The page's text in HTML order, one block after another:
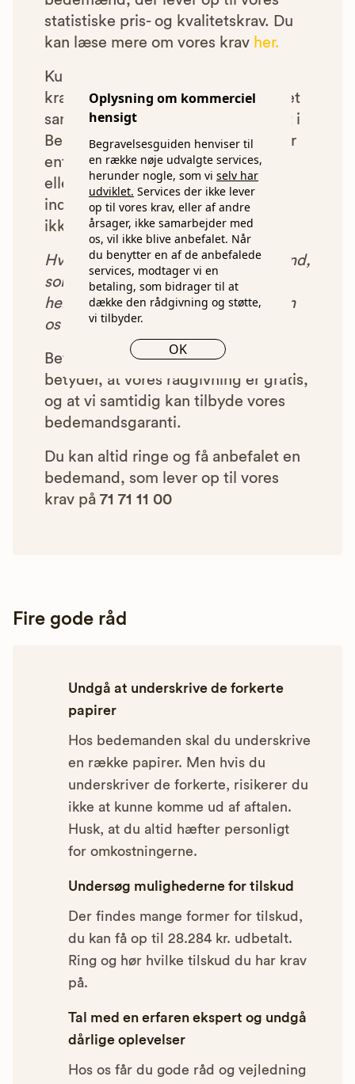
Oplysning om kommerciel
hensigt
Begravelsesguiden henviser til
en række nøje udvalgte services,
herunder nogle, som vi selv har
udviklet. Services der ikke lever
op til vores krav, eller af andre
årsager, ikke samarbejder med
os, vil ikke blive anbefalet. Når
du benytter en af de anbefalede
services, modtager vi en
betaling, som bidrager til at
dække den rådgivning og støtte,
vi tilbyder.
OK
statistiske pris- og kvalitetskrav. Du
kan læse mere om vores krav her.
Kun bedemænd der lever op til
kravene har mulighed for at indgå et
samarbejde med os om at blive vist i
Begravelsesguiden. Bedemænd der
enten ikke lever op til vores krav,
eller som af andre årsager ikke har
indgået et samarbejde med os, vil
ikke blive vist i vores anbefalinger.
Hver gang du benytter en bedemand,
som vi har godkendt, anbefalet og
henvist dig til, betaler bedemanden
os et beløb for denne henvisning.
Betalingen for vores henvisninger
betyder, at vores rådgivning er gratis,
og at vi samtidig kan tilbyde vores
bedemandsgaranti.
Du kan altid ringe og få anbefalet en
bedemand, som lever op til vores
krav på 71 71 11 00
Fire gode råd
Undgå at underskrive de forkerte
papirer
Hos bedemanden skal du underskrive
en række papirer. Men hvis du
underskriver de forkerte, risikerer du
ikke at kunne komme ud af aftalen.
Husk, at du altid hæfter personligt
for omkostningerne.
Undersøg mulighederne for tilskud
Der findes mange former for tilskud,
du kan få op til 28.284 kr. udbetalt.
Ring og hør hvilke tilskud du har krav
på.
Tal med en erfaren ekspert og undgå
dårlige oplevelser
Hos os får du gode råd og vejledning